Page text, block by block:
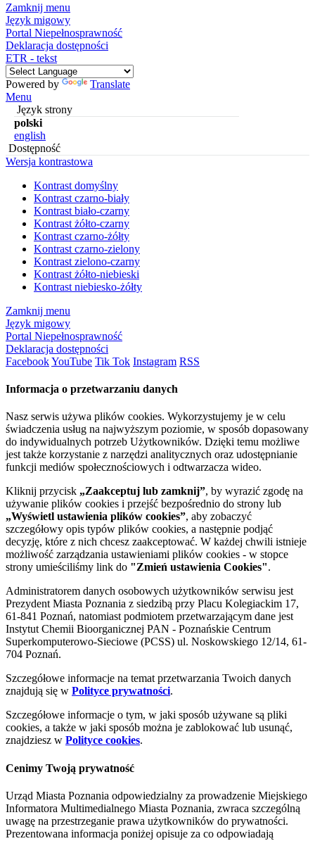
Zamknij menu
Język migowy
Portal Niepełnosprawność
Deklaracja dostępności
ETR - tekst
Powered by
Translate
Menu
Język strony
polski
english
Dostępność
Wersja kontrastowa
Kontrast domyślny
Kontrast czarno-biały
Kontrast biało-czarny
Kontrast żółto-czarny
Kontrast czarno-żółty
Kontrast czarno-zielony
Kontrast zielono-czarny
Kontrast żółto-niebieski
Kontrast niebiesko-żółty
Zamknij menu
Język migowy
Portal Niepełnosprawność
Deklaracja dostępności
FacebookYouTube Tik Tok Instagram RSS
Informacja o przetwarzaniu danych
Nasz serwis używa plików cookies. Wykorzystujemy je w celu
świadczenia usług na najwyższym poziomie, w sposób dopasowany
do indywidualnych potrzeb Użytkowników. Dzięki temu możliwe
jest także korzystanie z narzędzi analitycznych oraz udostępnianie
funkcji mediów społecznościowych i odtwarzacza wideo.
Kliknij przycisk „Zaakceptuj lub zamknij”, by wyrazić zgodę na
używanie plików cookies i przejść bezpośrednio do strony lub
„Wyświetl ustawienia plików cookies”, aby zobaczyć
szczegółowy opis typów plików cookies, a następnie podjąć
decyzję, które z nich chcesz zaakceptować. W każdej chwili istnieje
możliwość zarządzania ustawieniami plików cookies - w stopce
strony umieściliśmy link do "Zmień ustawienia Cookies".
Administratorem danych osobowych użytkowników serwisu jest
Prezydent Miasta Poznania z siedzibą przy Placu Kolegiackim 17,
61-841 Poznań, natomiast podmiotem przetwarzającym dane jest
Instytut Chemii Bioorganicznej PAN - Poznańskie Centrum
Superkomputerowo-Sieciowe (PCSS) ul. Noskowskiego 12/14, 61-
704 Poznań.
Szczegółowe informacje na temat przetwarzania Twoich danych
znajdują się w Polityce prywatności.
Szczegółowe informacje o tym, w jaki sposób używane są pliki
cookies, a także w jaki sposób można je zablokować lub usunąć,
znajdziesz w Polityce cookies.
Cenimy Twoją prywatność
Urząd Miasta Poznania odpowiedzialny za prowadzenie Miejskiego
Informatora Multimedialnego Miasta Poznania, zwraca szczególną
uwagę na przestrzeganie prawa użytkowników do prywatności.
Prezentowana informacja poniżej opisuje za co odpowiadają